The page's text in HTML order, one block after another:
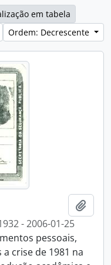
em tabela
Ordem: Decrescente
- 2006-01-25
pessoais,
crise de 1981 na